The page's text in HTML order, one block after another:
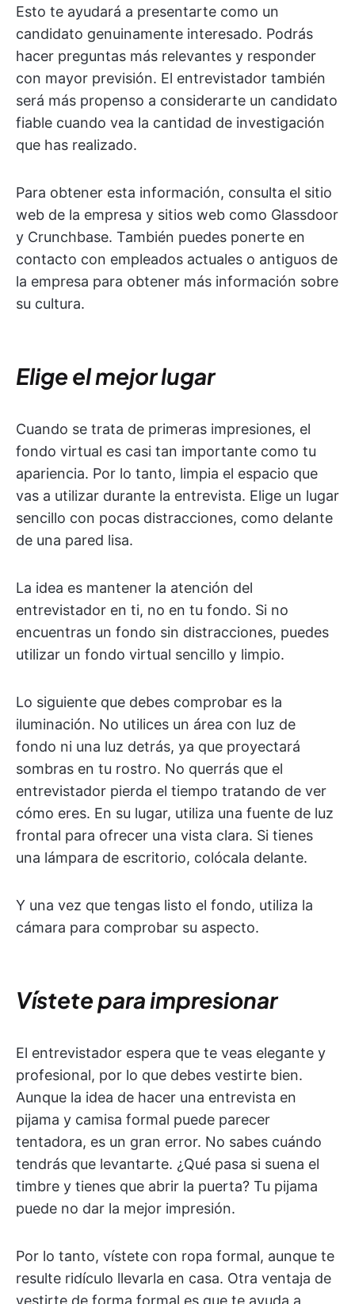
Esto te ayudará a presentarte como un
candidato genuinamente interesado. Podrás
hacer preguntas más relevantes y responder
con mayor previsión. El entrevistador también
será más propenso a considerarte un candidato
fiable cuando vea la cantidad de investigación
que has realizado.
Para obtener esta información, consulta el sitio
web de la empresa y sitios web como Glassdoor
y Crunchbase. También puedes ponerte en
contacto con empleados actuales o antiguos de
la empresa para obtener más información sobre
su cultura.
Elige el mejor lugar
Cuando se trata de primeras impresiones, el
fondo virtual es casi tan importante como tu
apariencia. Por lo tanto, limpia el espacio que
vas a utilizar durante la entrevista. Elige un lugar
sencillo con pocas distracciones, como delante
de una pared lisa.
La idea es mantener la atención del
entrevistador en ti, no en tu fondo. Si no
encuentras un fondo sin distracciones, puedes
utilizar un fondo virtual sencillo y limpio.
Lo siguiente que debes comprobar es la
iluminación. No utilices un área con luz de
fondo ni una luz detrás, ya que proyectará
sombras en tu rostro. No querrás que el
entrevistador pierda el tiempo tratando de ver
cómo eres. En su lugar, utiliza una fuente de luz
frontal para ofrecer una vista clara. Si tienes
una lámpara de escritorio, colócala delante.
Y una vez que tengas listo el fondo, utiliza la
cámara para comprobar su aspecto.
Vístete para impresionar
El entrevistador espera que te veas elegante y
profesional, por lo que debes vestirte bien.
Aunque la idea de hacer una entrevista en
pijama y camisa formal puede parecer
tentadora, es un gran error. No sabes cuándo
tendrás que levantarte. ¿Qué pasa si suena el
timbre y tienes que abrir la puerta? Tu pijama
puede no dar la mejor impresión.
Por lo tanto, vístete con ropa formal, aunque te
resulte ridículo llevarla en casa. Otra ventaja de
vestirte de forma formal es que te ayuda a